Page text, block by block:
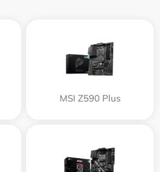
MSI Z590 Plus